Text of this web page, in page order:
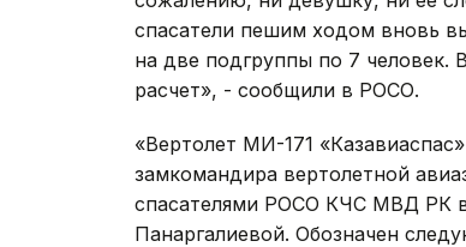
спасатели пешим ходом вновь
на две подгруппы по 7 человек.
расчет», - сообщили в РОСО.
«Вертолет МИ-171​
замкомандира вертолетной
спасателями РОСО КЧС МВД РК
Панаргалиевой. Обозначен